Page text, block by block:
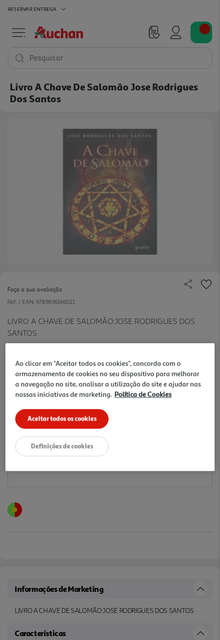
RESERVAR ENTREGA
Pesquisar
Livro A Chave De Salomão Jose Rodrigues
Dos Santos
Faça a sua avaliação
Ref. / EAN: 9789896166021
LIVRO A CHAVE DE SALOMÃO:JOSE RODRIGUES DOS
SANTOS
19.8 €/un
-10%
19,80 €
Notas de preparação
Informações de Marketing
LIVRO A CHAVE DE SALOMÃO:JOSE RODRIGUES DOS SANTOS
Características
Ao clicar em "Aceitar todos os cookies", concorda com o
armazenamento de cookies no seu dispositivo para melhorar
a navegação no site, analisar a utilização do site e ajudar nas
nossas iniciativas de marketing. Política de Cookies
Aceitar todos os cookies
Definições de cookies